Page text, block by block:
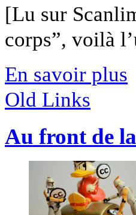
[Lu sur
corps”, voilà
En savoir plus
Old Links
Au front de